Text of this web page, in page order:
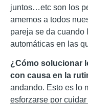
juntos…etc son los
amemos a todos
pareja se da cuando
automáticas en las
¿Cómo solucionar
con causa en la
andando. Esto es lo
esforzarse por